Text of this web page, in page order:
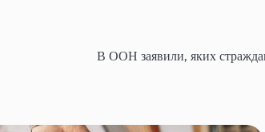
В ООН заявили, яких